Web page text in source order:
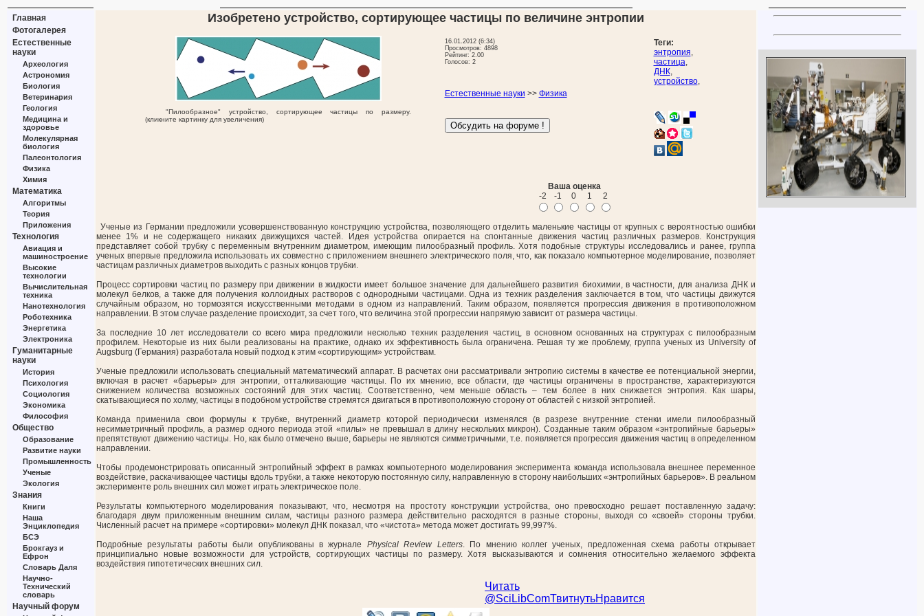
Главная
Фотогалерея
Естественные
науки
Археология
Астрономия
Биология
Ветеринария
Геология
Медицина и
здоровье
Молекулярная
биология
Палеонтология
Физика
Химия
Математика
Алгоритмы
Теория
Приложения
Технология
Авиация и
машиностроение
Высокие
технологии
Вычислительная
техника
Нанотехнология
Роботехника
Энергетика
Электроника
Гуманитарные
науки
История
Психология
Социология
Экономика
Философия
Общество
Образование
Развитие науки
Промышленность
Ученые
Экология
Знания
Книги
Наша
Энциклопедия
БСЭ
Брокгауз и
Ефрон
Словарь Даля
Научно-
Технический
словарь
Научный форум
Изобретено устройство, сортирующее частицы по величине энтропии
"Пилообразное" устройство, сортирующее частицы по размеру.
(кликните картинку для увеличения)
16.01.2012 (6:34)
Просмотров: 4898
Рейтинг: 2.00
Голосов: 2
Теги:
энтропия,
частица,
ДНК,
устройство,
Естественные науки >> Физика
Ваша оценка
-2
-1 0 1 2
Ученые из Германии предложили усовершенствованную конструкцию устройства, позволяющего отделить маленькие частицы от крупных с вероятностью ошибки
менее 1% и не содержащего никаких движущихся частей. Идея устройства опирается на спонтанные движения частиц различных размеров. Конструкция
представляет собой трубку с переменным внутренним диаметром, имеющим пилообразный профиль. Хотя подобные структуры исследовались и ранее, группа
ученых впервые предложила использовать их совместно с приложением внешнего электрического поля, что, как показало компьютерное моделирование, позволяет
частицам различных диаметров выходить с разных концов трубки.
Процесс сортировки частиц по размеру при движении в жидкости имеет большое значение для дальнейшего развития биохимии, в частности, для анализа ДНК и
молекул белков, а также для получения коллоидных растворов с однородными частицами. Одна из техник разделения заключается в том, что частицы движутся
случайным образом, но тормозятся искусственными методами в одном из направлений. Таким образом, появляется прогрессия движения в противоположном
направлении. В этом случае разделение происходит, за счет того, что величина этой прогрессии напрямую зависит от размера частицы.
За последние 10 лет исследователи со всего мира предложили несколько техник разделения частиц, в основном основанных на структурах с пилообразным
профилем. Некоторые из них были реализованы на практике, однако их эффективность была ограничена. Решая ту же проблему, группа ученых из University of
Augsburg (Германия) разработала новый подход к этим «сортирующим» устройствам.
Ученые предложили использовать специальный математический аппарат. В расчетах они рассматривали энтропию системы в качестве ее потенциальной энергии,
включая в расчет «барьеры» для энтропии, отталкивающие частицы. По их мнению, все области, где частицы ограничены в пространстве, характеризуются
снижением количества возможных состояний для этих частиц. Соответственно, чем меньше область – тем более в них снижается энтропия. Как шары,
скатывающиеся по холму, частицы в подобном устройстве стремятся двигаться в противоположную сторону от областей с низкой энтропией.
Команда применила свои формулы к трубке, внутренний диаметр которой периодически изменялся (в разрезе внутренние стенки имели пилообразный
несимметричный профиль, а размер одного периода этой «пилы» не превышал в длину нескольких микрон). Созданные таким образом «энтропийные барьеры»
препятствуют движению частицы. Но, как было отмечено выше, барьеры не являются симметричными, т.е. появляется прогрессия движения частиц в определенном
направлении.
Чтобы продемонстрировать описанный энтропийный эффект в рамках компьютерного моделирования эксперимента команда использовала внешнее переменное
воздействие, раскачивающее частицы вдоль трубки, а также некоторую постоянную силу, направленную в сторону наибольших «энтропийных барьеров». В реальном
эксперименте роль внешних сил может играть электрическое поле.
Результаты компьютерного моделирования показывают, что, несмотря на простоту конструкции устройства, оно превосходно решает поставленную задачу:
благодаря двум приложенным внешним силам, частицы разного размера действительно расходятся в разные стороны, выходя со «своей» стороны трубки.
Численный расчет на примере «сортировки» молекул ДНК показал, что «чистота» метода может достигать 99,997%.
Подробные результаты работы были опубликованы в журнале Physical Review Letters. По мнению коллег ученых, предложенная схема работы открывает
принципиально новые возможности для устройств, сортирующих частицы по размеру. Хотя высказываются и сомнения относительно желаемого эффекта
воздействия гипотетических внешних сил.
Читать
@SciLibComТвитнутьНравится